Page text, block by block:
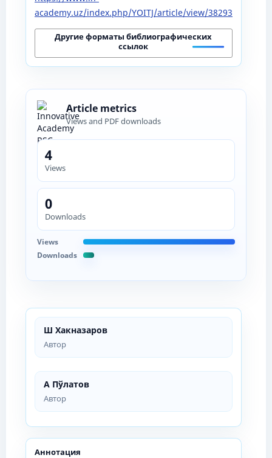
Ш Хакназаров
Автор
А Пўлатов
Автор
Аннотация
academy.uz/index.php/YOITJ/article/view/38293
Другие форматы библиографических
ссылок
Article metrics
Views and PDF downloads
4
Views
0
Downloads
Views
Downloads